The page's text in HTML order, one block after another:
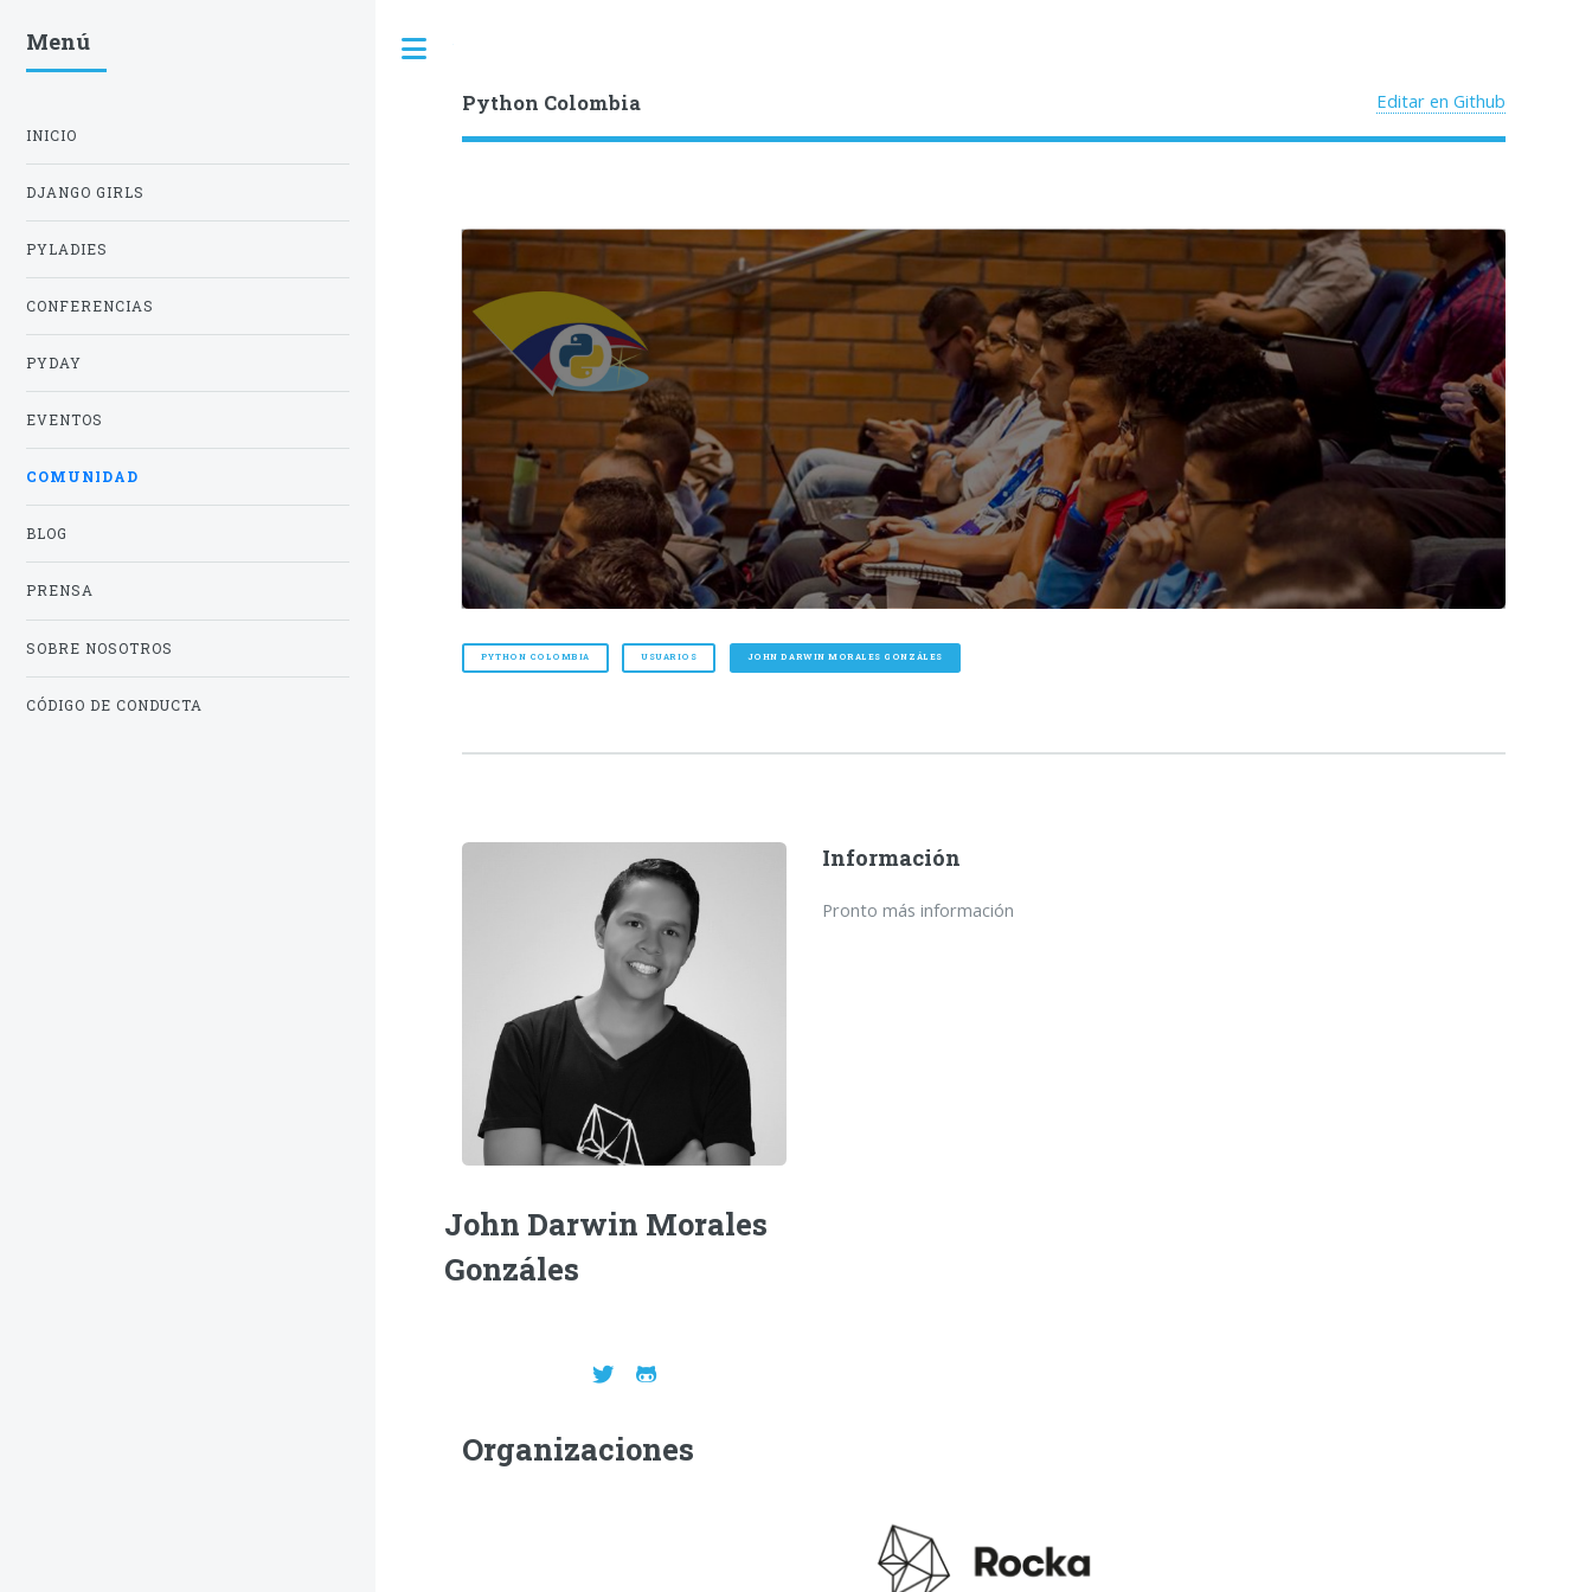
Python Colombia Editar en Github
PYTHON COLOMBIA USUARIOS JOHN DARWIN MORALES GONZÁLES
John Darwin Morales
Gonzáles
Información
Pronto más información
Organizaciones
Menú
INICIO
DJANGO GIRLS
PYLADIES
CONFERENCIAS
PYDAY
EVENTOS
COMUNIDAD
BLOG
PRENSA
SOBRE NOSOTROS
CÓDIGO DE CONDUCTA